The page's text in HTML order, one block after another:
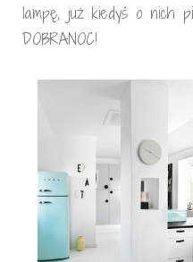
lampę, już kiedyś o nich
DOBRANOC!